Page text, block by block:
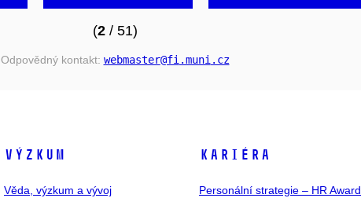
(2/ 51)
Odpovědný kontakt: webmaster@fi .muni .cz
VÝZKUM
Věda, výzkum a vývoj
KARIÉRA
Personální strategie – HR Award